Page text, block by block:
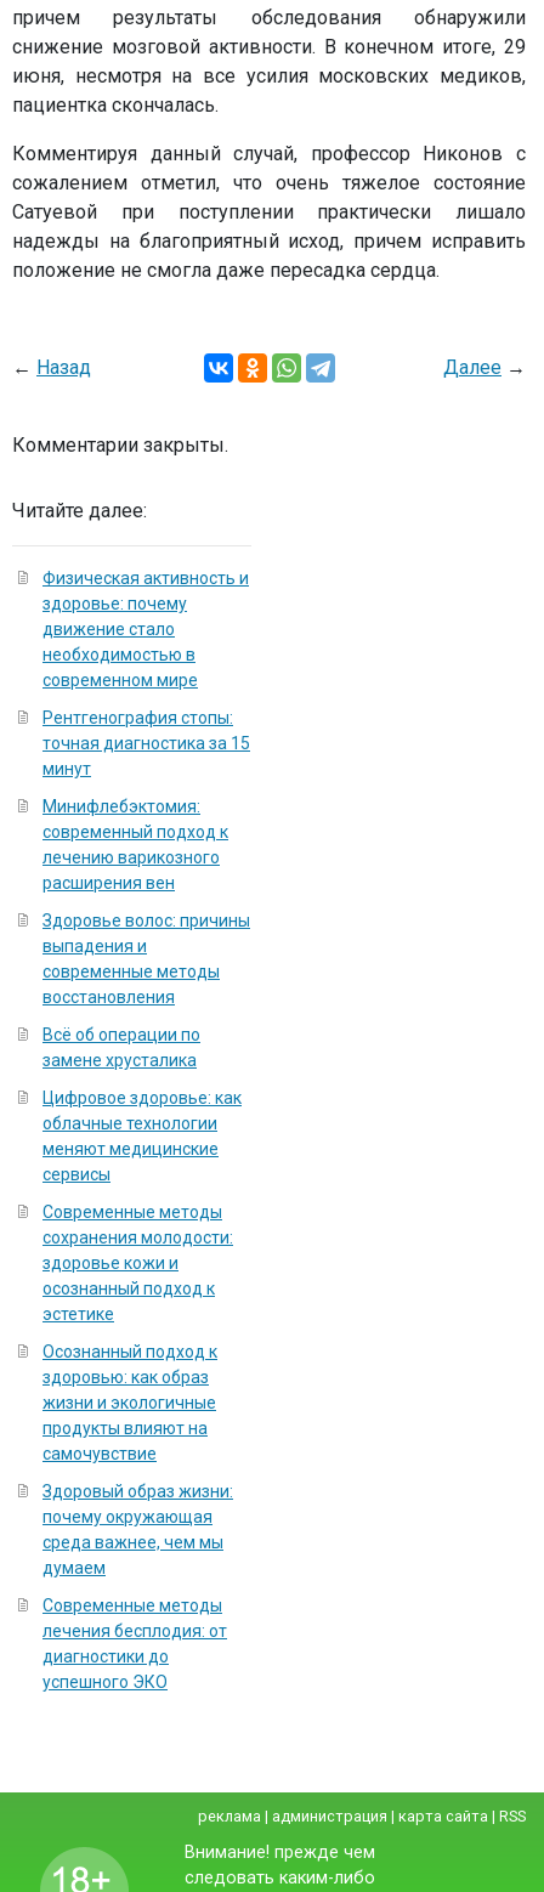
причем результаты обследования обнаружили
снижение мозговой активности. В конечном итоге, 29
июня, несмотря на все усилия московских медиков,
пациентка скончалась.
Комментируя данный случай, профессор Никонов с
сожалением отметил, что очень тяжелое состояние
Сатуевой при поступлении практически лишало
надежды на благоприятный исход, причем исправить
положение не смогла даже пересадка сердца.
← Назад Далее →
Комментарии закрыты.
Читайте далее:
Физическая активность и
здоровье: почему
движение стало
необходимостью в
современном мире
Рентгенография стопы:
точная диагностика за 15
минут
Минифлебэктомия:
современный подход к
лечению варикозного
расширения вен
Здоровье волос: причины
выпадения и
современные методы
восстановления
Всё об операции по
замене хрусталика
Цифровое здоровье: как
облачные технологии
меняют медицинские
сервисы
Современные методы
сохранения молодости:
здоровье кожи и
осознанный подход к
эстетике
Осознанный подход к
здоровью: как образ
жизни и экологичные
продукты влияют на
самочувствие
Здоровый образ жизни:
почему окружающая
среда важнее, чем мы
думаем
Современные методы
лечения бесплодия: от
диагностики до
успешного ЭКО
реклама | администрация | карта сайта | RSS
Внимание! прежде чем
следовать каким-либо